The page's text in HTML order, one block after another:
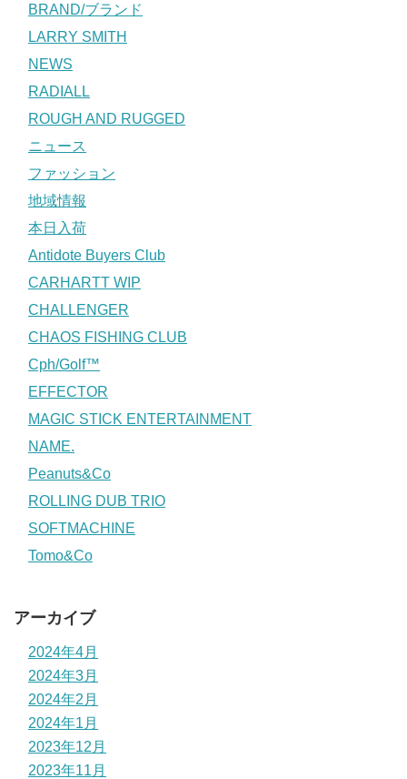
BRAND/ブランド
LARRY SMITH
NEWS
RADIALL
ROUGH AND RUGGED
ニュース
ファッション
地域情報
本日入荷
Antidote Buyers Club
CARHARTT WIP
CHALLENGER
CHAOS FISHING CLUB
Cph/Golf™
EFFECTOR
MAGIC STICK ENTERTAINMENT
NAME.
Peanuts&Co
ROLLING DUB TRIO
SOFTMACHINE
Tomo&Co
アーカイブ
2024年4月
2024年3月
2024年2月
2024年1月
2023年12月
2023年11月